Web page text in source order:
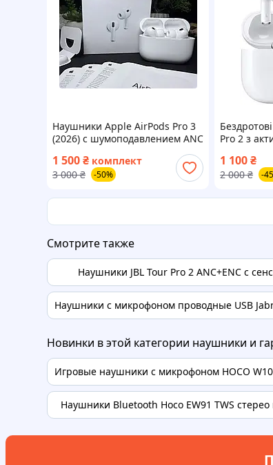
Наушники Apple AirPods Pro 3
(2026) с шумоподавлением ANC
и кабелем Type-C – последнее
поколение с новым дизайном
1 500₴ комплект
3 000 ₴ -50%
Pro 2 з
1 100₴
2 000 ₴ -
Смотрите также
Наушники JBL Tour Pro 2 ANC+ENC с
Наушники с микрофоном проводные USB
Новинки в этой категории наушники и
Игровые наушники с микрофоном HOCO
Наушники Bluetooth Hoco EW91 TWS